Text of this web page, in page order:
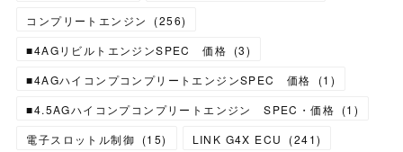
コンプリートエンジン
(256)
■4AGリビルトエンジンSPEC 価格 (3)
■4AGハイコンプコンプリートエンジンSPEC 価格
(1 )
■4.5AGハイコンプコンプリートエンジン SPEC・価格 (1 )
電子スロットル制御 (15) LINK G4X ECU (241)